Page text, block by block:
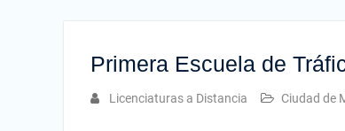
Primera Escuela de
Licenciaturas a Distancia Ciudad de